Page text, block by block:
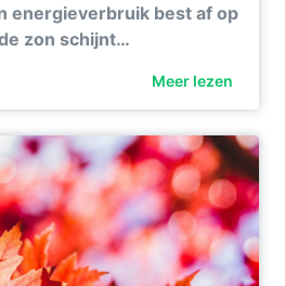
energieverbruik best af op
zon schijnt…
Meer lezen